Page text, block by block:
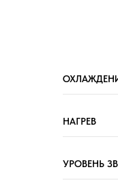
НАГРЕВ
УРОВЕНЬ